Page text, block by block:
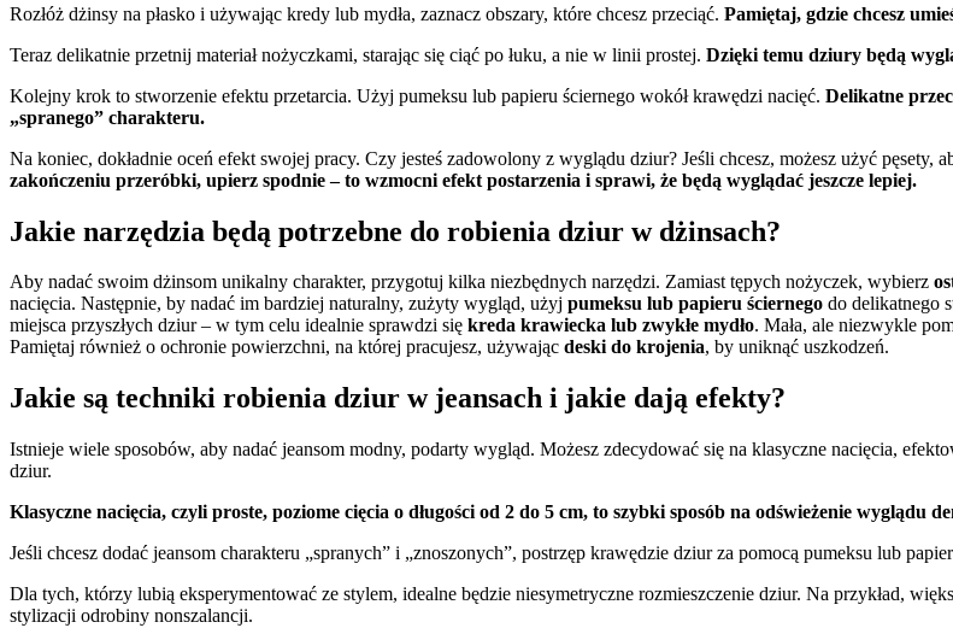
Rozłóż dżinsy na płasko i używając kredy lub mydła, zaznacz obszary, które chcesz przeciąć. Pamiętaj, gdzie chcesz
Teraz delikatnie przetnij materiał nożyczkami, starając się ciąć po łuku, a nie w linii prostej. Dzięki temu dziury będą
Kolejny krok to stworzenie efektu przetarcia. Użyj pumeksu lub papieru ściernego wokół krawędzi nacięć. Delikatne
„spranego” charakteru.
Na koniec, dokładnie oceń efekt swojej pracy. Czy jesteś zadowolony z wyglądu dziur? Jeśli chcesz, możesz użyć
zakończeniu przeróbki, upierz spodnie – to wzmocni efekt postarzenia i sprawi, że będą wyglądać jeszcze lepiej.
Jakie narzędzia będą potrzebne do robienia dziur w dżinsach?
Aby nadać swoim dżinsom unikalny charakter, przygotuj kilka niezbędnych narzędzi. Zamiast tępych nożyczek, wybierz
nacięcia. Następnie, by nadać im bardziej naturalny, zużyty wygląd, użyj pumeksu lub papieru ściernego do delikatnego
miejsca przyszłych dziur – w tym celu idealnie sprawdzi się kreda krawiecka lub zwykłe mydło. Mała, ale niezwykle
Pamiętaj również o ochronie powierzchni, na której pracujesz, używając deski do krojenia, by uniknąć uszkodzeń.
Jakie są techniki robienia dziur w jeansach i jakie dają efekty?
Istnieje wiele sposobów, aby nadać jeansom modny, podarty wygląd. Możesz zdecydować się na klasyczne nacięcia,
dziur.
Klasyczne nacięcia, czyli proste, poziome cięcia o długości od 2 do 5 cm, to szybki sposób na odświeżenie wyglądu
Jeśli chcesz dodać jeansom charakteru „spranych” i „znoszonych”, postrzęp krawędzie dziur za pomocą pumeksu lub
Dla tych, którzy lubią eksperymentować ze stylem, idealne będzie niesymetryczne rozmieszczenie dziur. Na przykład,
stylizacji odrobiny nonszalancji.